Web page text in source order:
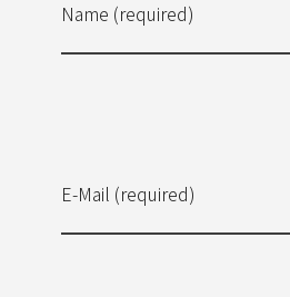
Name (required)
E-Mail (required)